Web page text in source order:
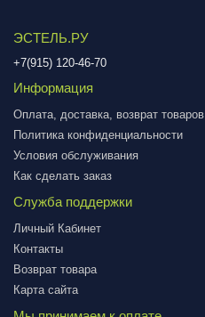
ЭСТЕЛЬ.РУ
+7(915) 120-46-70
Информация
Оплата, доставка, возврат товаров
Политика конфиденциальности
Условия обслуживания
Как сделать заказ
Служба поддержки
Личный Кабинет
Контакты
Возврат товара
Карта сайта